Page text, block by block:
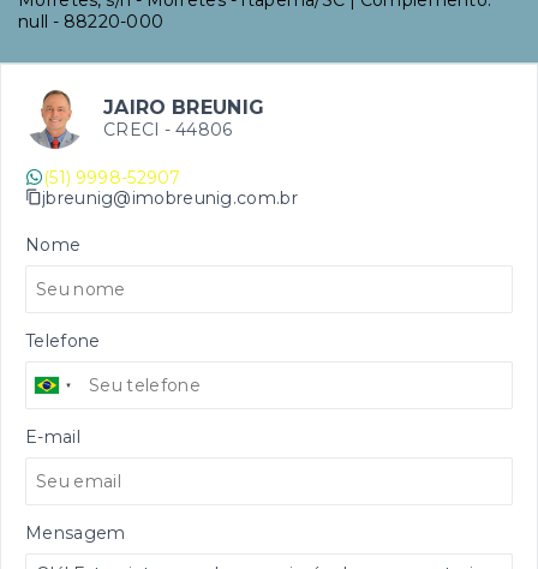
null - 88220-000
JAIRO BREUNIG
CRECI - 44806
(51) 9998-52907
jbreunig@imobreunig.com.br
Nome
Telefone
E-mail
Mensagem